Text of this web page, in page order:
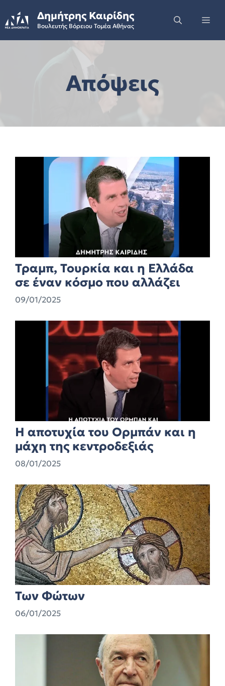
to
content
Δημήτρης Καιρίδης
Βουλευτής Βόρειου Τομέα Αθήνας
Απόψεις
Τραμπ, Τουρκία και η Ελλάδα
σε έναν κόσμο που αλλάζει
09/01/2025
Η αποτυχία του Ορμπάν και η
μάχη της κεντροδεξιάς
08/01/2025
Των Φώτων
06/01/2025